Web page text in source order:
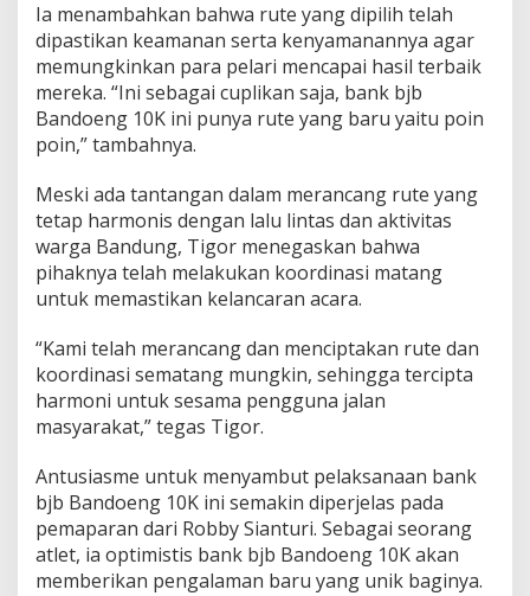
Ia menambahkan bahwa rute yang dipilih telah
dipastikan keamanan serta kenyamanannya agar
memungkinkan para pelari mencapai hasil terbaik
mereka. “Ini sebagai cuplikan saja, bank bjb
Bandoeng 10K ini punya rute yang baru yaitu poin
poin,” tambahnya.
Meski ada tantangan dalam merancang rute yang
tetap harmonis dengan lalu lintas dan aktivitas
warga Bandung, Tigor menegaskan bahwa
pihaknya telah melakukan koordinasi matang
untuk memastikan kelancaran acara.
“Kami telah merancang dan menciptakan rute dan
koordinasi sematang mungkin, sehingga tercipta
harmoni untuk sesama pengguna jalan
masyarakat,” tegas Tigor.
Antusiasme untuk menyambut pelaksanaan bank
bjb Bandoeng 10K ini semakin diperjelas pada
pemaparan dari Robby Sianturi. Sebagai seorang
atlet, ia optimistis bank bjb Bandoeng 10K akan
memberikan pengalaman baru yang unik baginya.